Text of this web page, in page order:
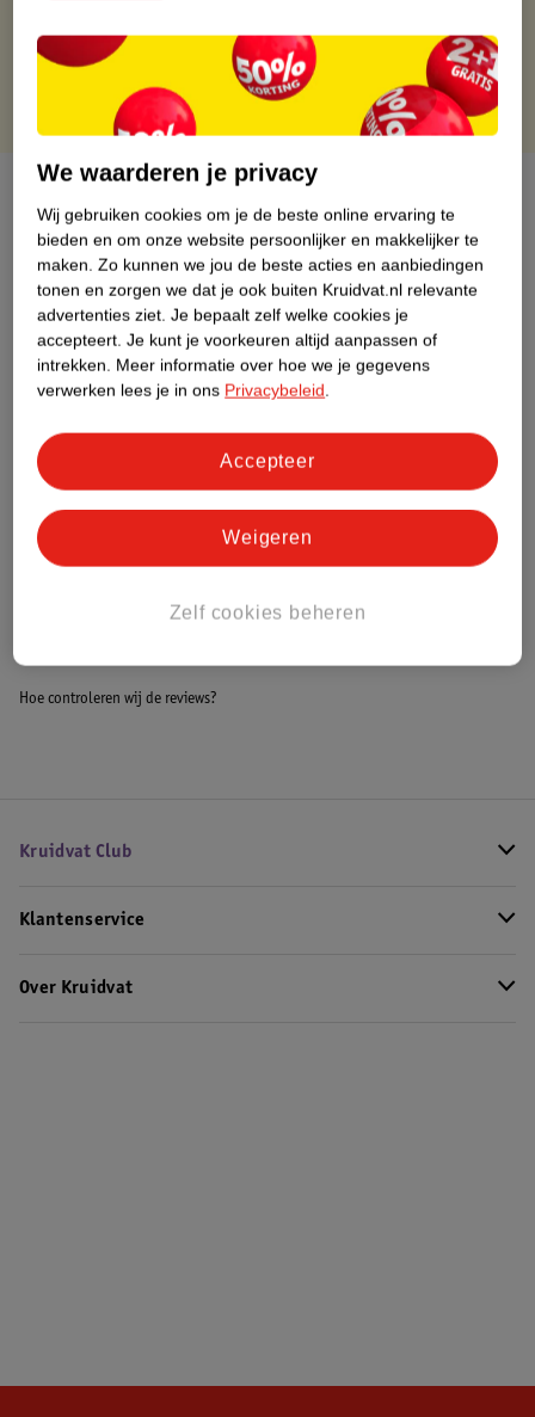
Gratis retourneren via verkooppartner.
Gratis punten met je Kruidvat kaart
Over dit product
Productinformatie
Nature Impact Score
Dit product heeft (nog) geen Nature
Impact Score.
Meer informatie
Hoe controleren wij de reviews?
Kruidvat Club
Klantenservice
Over Kruidvat
We waarderen je privacy
Wij gebruiken cookies om je de beste online ervaring te
bieden en om onze website persoonlijker en makkelijker te
maken. Zo kunnen we jou de beste acties en aanbiedingen
tonen en zorgen we dat je ook buiten Kruidvat.nl relevante
advertenties ziet. Je bepaalt zelf welke cookies je
accepteert. Je kunt je voorkeuren altijd aanpassen of
intrekken. Meer informatie over hoe we je gegevens
verwerken lees je in ons Privacybeleid.
Zelf cookies beheren
Weigeren
Accepteer